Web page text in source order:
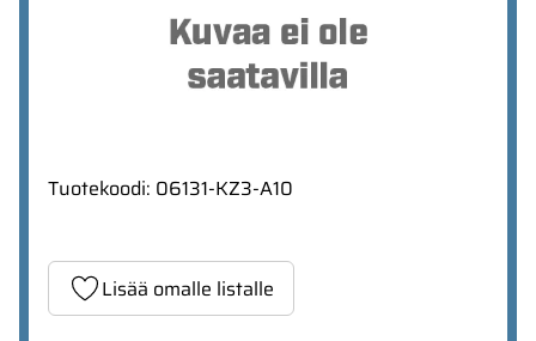
Tuotekoodi: 06131-KZ3-A10
Lisää omalle listalle